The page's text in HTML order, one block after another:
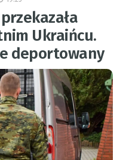
Ukraińcu.
deportowany